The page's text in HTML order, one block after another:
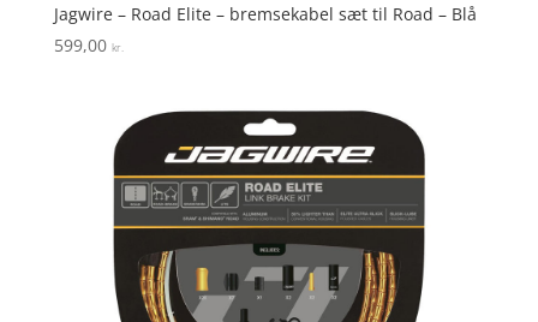
Jagwire – Road Elite – bremsekabel sæt til Road – Blå
599,00 kr.